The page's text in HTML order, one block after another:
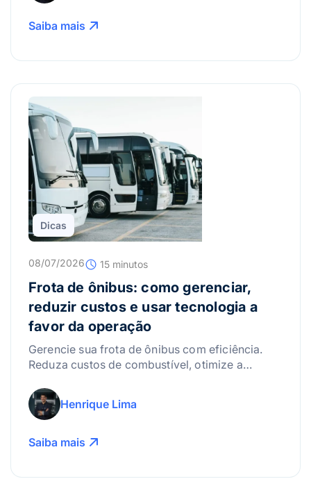
Saiba mais
Dicas
08/07/2026 15 minutos
Frota de ônibus: como gerenciar,
reduzir custos e usar tecnologia a
favor da operação
Gerencie sua frota de ônibus com eficiência.
Reduza custos de combustível, otimize a
mais!
Henrique Lima
Saiba mais